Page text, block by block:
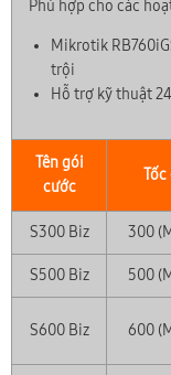
Phù hợp cho các
Mikrotik
trội
Hỗ trợ kỹ thuật
Tên gói
cước
Tốc
S300 Biz 300
S500 Biz 500
S600 Biz 600